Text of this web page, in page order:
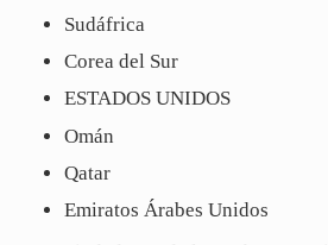
Sudáfrica
Corea del Sur
ESTADOS UNIDOS
Omán
Qatar
Emiratos Árabes Unidos